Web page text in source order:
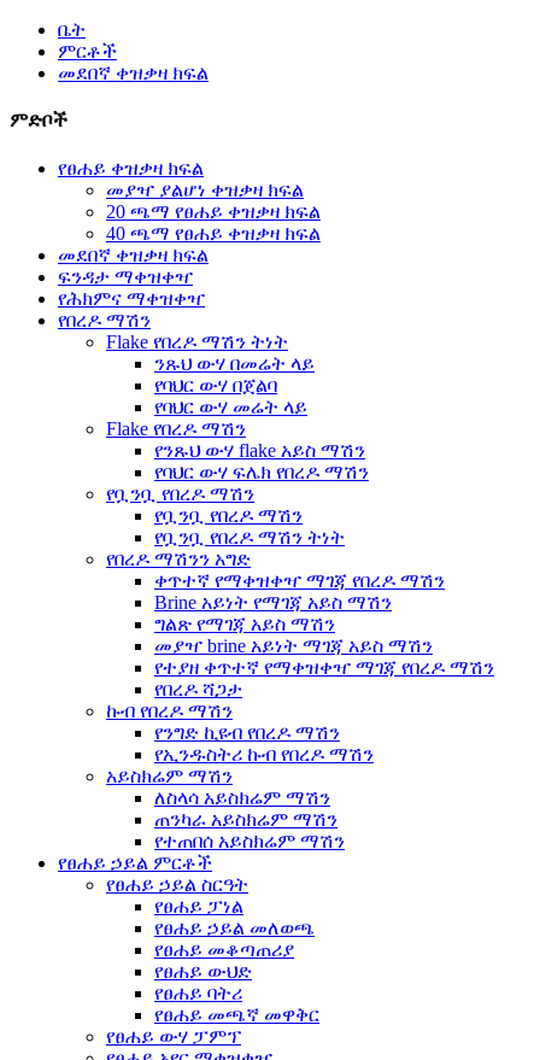
ቤት
ምርቶች
መደበኛ ቀዝቃዛ ክፍል
ምድቦች
የፀሐይ ቀዝቃዛ ክፍል
መያዣ ያልሆነ ቀዝቃዛ ክፍል
20 ጫማ የፀሐይ ቀዝቃዛ ክፍል
40 ጫማ የፀሐይ ቀዝቃዛ ክፍል
መደበኛ ቀዝቃዛ ክፍል
ፍንዳታ ማቀዝቀዣ
የሕክምና ማቀዝቀዣ
የበረዶ ማሽን
Flake የበረዶ ማሽን ትነት
ንጹህ ውሃ በመሬት ላይ
የባህር ውሃ በጀልባ
የባህር ውሃ መሬት ላይ
Flake የበረዶ ማሽን
የንጹህ ውሃ flake አይስ ማሽን
የባህር ውሃ ፍሌክ የበረዶ ማሽን
የቧንቧ የበረዶ ማሽን
የቧንቧ የበረዶ ማሽን
የቧንቧ የበረዶ ማሽን ትነት
የበረዶ ማሽንን አግድ
ቀጥተኛ የማቀዝቀዣ ማገጃ የበረዶ ማሽን
Brine አይነት የማገጃ አይስ ማሽን
ግልጽ የማገጃ አይስ ማሽን
መያዣ brine አይነት ማገጃ አይስ ማሽን
የተያዘ ቀጥተኛ የማቀዝቀዣ ማገጃ የበረዶ ማሽን
የበረዶ ሻጋታ
ኩብ የበረዶ ማሽን
የንግድ ኪዩብ የበረዶ ማሽን
የኢንዱስትሪ ኩብ የበረዶ ማሽን
አይስክሬም ማሽን
ለስላሳ አይስክሬም ማሽን
ጠንካራ አይስክሬም ማሽን
የተጠበሰ አይስክሬም ማሽን
የፀሐይ ኃይል ምርቶች
የፀሐይ ኃይል ስርዓት
የፀሐይ ፓነል
የፀሐይ ኃይል መለወጫ
የፀሐይ መቆጣጠሪያ
የፀሐይ ውህድ
የፀሐይ ባትሪ
የፀሐይ መጫኛ መዋቅር
የፀሐይ ውሃ ፓምፕ